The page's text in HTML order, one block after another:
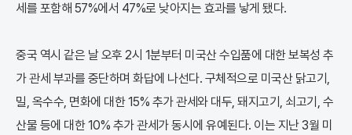
세를 포함해 57%에서 47%로 낮아지는 효과를 낳게 됐다.
중국 역시 같은 날 오후 2시 1분부터 미국산 수입품에 대한 보복성 추
가 관세 부과를 중단하며 화답에 나선다. 구체적으로 미국산 닭고기,
밀, 옥수수, 면화에 대한 15% 추가 관세와 대두, 돼지고기, 쇠고기, 수
산물 등에 대한 10% 추가 관세가 동시에 유예된다. 이는 지난 3월 미